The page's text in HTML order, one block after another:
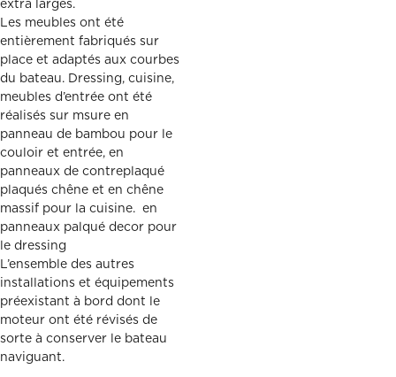
extra larges.
Les meubles ont été
entièrement fabriqués sur
place et adaptés aux courbes
du bateau. Dressing, cuisine,
meubles d’entrée ont été
réalisés sur msure en
panneau de bambou pour le
couloir et entrée, en
panneaux de contreplaqué
plaqués chêne et en chêne
massif pour la cuisine. en
panneaux palqué decor pour
le dressing
L’ensemble des autres
installations et équipements
préexistant à bord dont le
moteur ont été révisés de
sorte à conserver le bateau
naviguant.